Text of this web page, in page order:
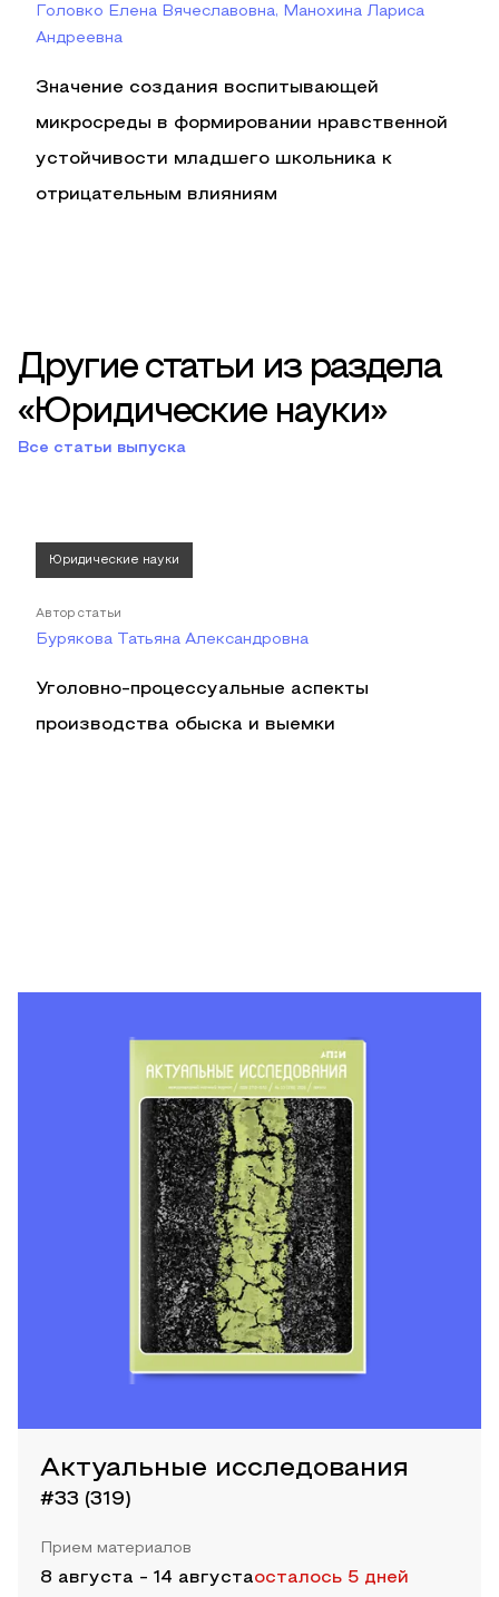
Головко Елена Вячеславовна, Манохина Лариса
Андреевна
Значение создания воспитывающей
микросреды в формировании нравственной
устойчивости младшего школьника к
отрицательным влияниям
Другие статьи из раздела
«Юридические науки»
Все статьи выпуска
Юридические науки
Автор статьи
Бурякова Татьяна Александровна
Уголовно-процессуальные аспекты
производства обыска и выемки
Актуальные исследования
#33 (319)
Прием материалов
8 августа - 14 августаосталось 5 дней